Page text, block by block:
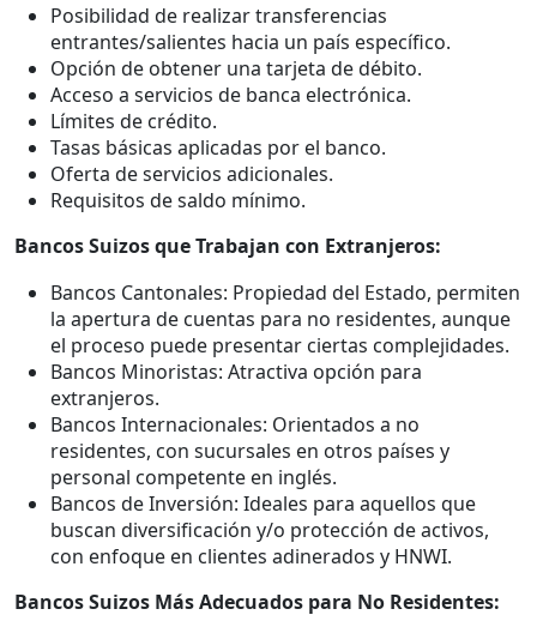
Posibilidad de realizar transferencias
entrantes/salientes hacia un país específico.
Opción de obtener una tarjeta de débito.
Acceso a servicios de banca electrónica.
Límites de crédito.
Tasas básicas aplicadas por el banco.
Oferta de servicios adicionales.
Requisitos de saldo mínimo.
Bancos Suizos que Trabajan con Extranjeros:
Bancos Cantonales: Propiedad del Estado, permiten
la apertura de cuentas para no residentes, aunque
el proceso puede presentar ciertas complejidades.
Bancos Minoristas: Atractiva opción para
extranjeros.
Bancos Internacionales: Orientados a no
residentes, con sucursales en otros países y
personal competente en inglés.
Bancos de Inversión: Ideales para aquellos que
buscan diversificación y/o protección de activos,
con enfoque en clientes adinerados y HNWI.
Bancos Suizos Más Adecuados para No Residentes: